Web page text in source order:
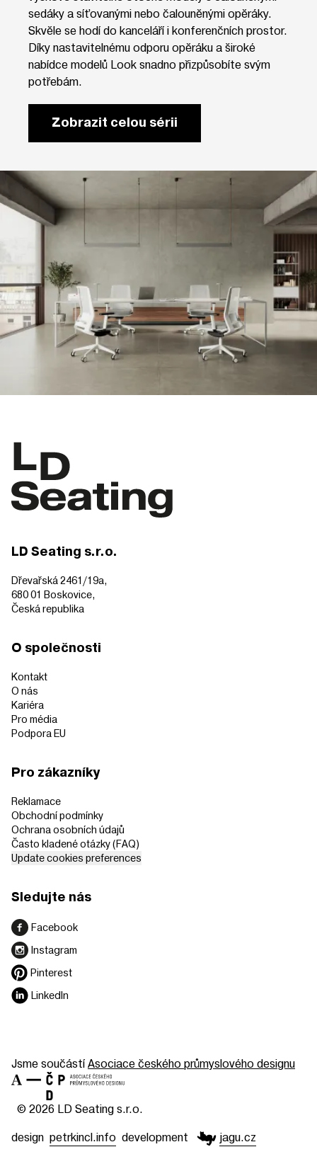
sedáky a síťovanými nebo čalouněnými opěráky.
Skvěle se hodí do kanceláří i konferenčních prostor.
Díky nastavitelnému odporu opěráku a široké
nabídce modelů Look snadno přizpůsobíte svým
potřebám.
Zobrazit celou sérii
LD Seating s.r.o.
Dřevařská 2461/19a,
680 01 Boskovice,
Česká republika
O společnosti
Kontakt
O nás
Kariéra
Pro média
Podpora EU
Pro zákazníky
Reklamace
Obchodní podmínky
Ochrana osobních údajů
Často kladené otázky (FAQ)
Update cookies preferences
Sledujte nás
Facebook
Instagram
Pinterest
LinkedIn
Jsme součástíAsociace českého průmyslového designu
© 2026 LD Seating s.r.o.
design petrkincl.info development jagu.cz